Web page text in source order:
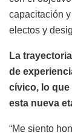
capacitación
electos y
La
de
cívico, lo
esta nueva
“Me siento